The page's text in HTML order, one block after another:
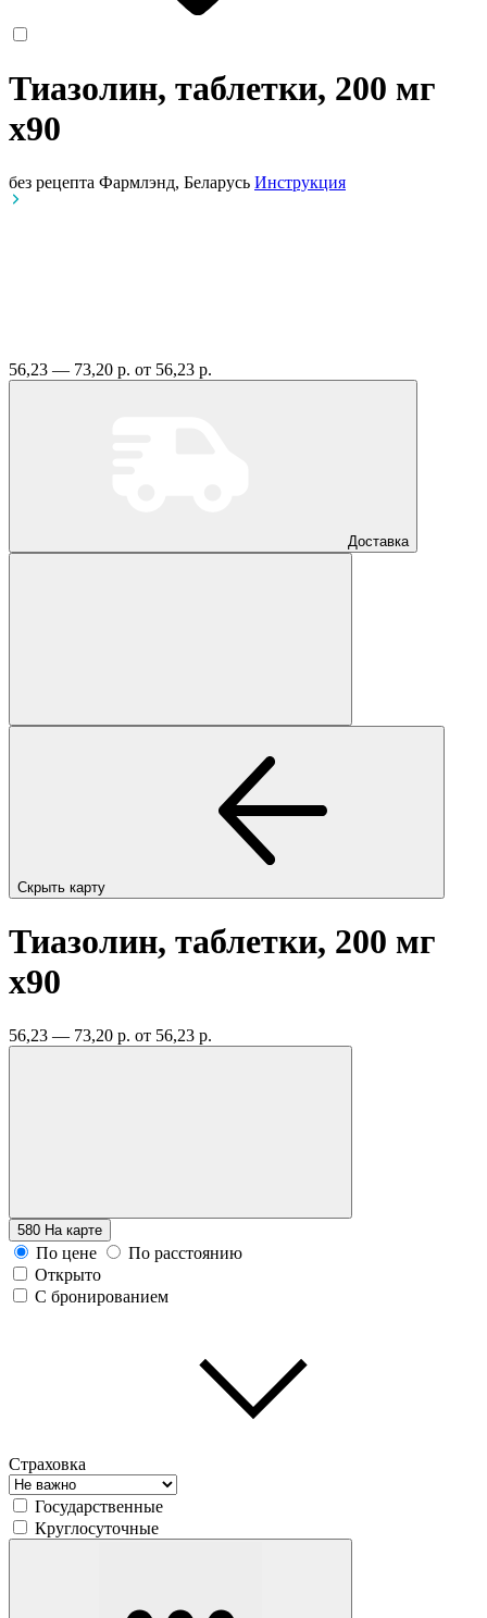
Тиазолин, таблетки, 200 мг
x90
без рецепта Фармлэнд, Беларусь Инструкция
56,23 — 73,20 р. от 56,23 р.
Доставка
Скрыть карту
Тиазолин, таблетки, 200 мг
x90
56,23 — 73,20 р. от 56,23 р.
580 На карте
По цене
По расстоянию
Открыто
С бронированием
Страховка
Государственные
Круглосуточные